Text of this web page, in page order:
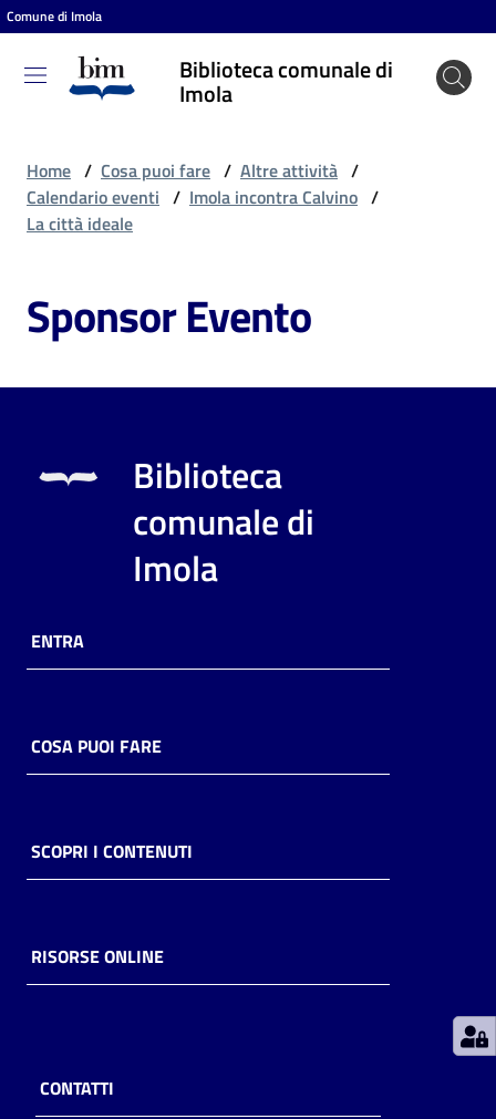
Vai al contenuto
Vai alla navigazione
Vai al footer
Comune di Imola
Biblioteca comunale di
Imola
Biblioteca
comunale
Cosa
fare
Scopri
online
Piani
Decentrate
Home / Cosa puoi fare / Altre attività /
Calendario eventi / Imola incontra Calvino /
La città ideale
Sponsor Evento
Biblioteca
comunale di
Imola
ENTRA
COSA PUOI FARE
SCOPRI I CONTENUTI
RISORSE ONLINE
CONTATTI